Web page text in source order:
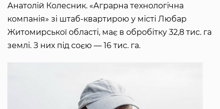
Анатолій Колесник. «Аграрна технологічна
компанія» зі штаб-квартирою у місті Любар
Житомирської області, має в обробітку 32,8 тис. га
землі. З них під соєю — 16 тис. га.